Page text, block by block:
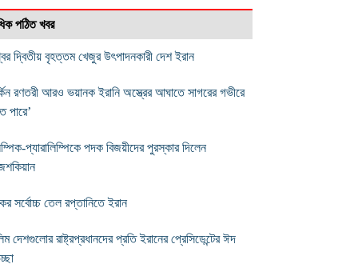
পঠিত খবর
দ্বিতীয় বৃহত্তম খেজুর উৎপাদনকারী দেশ ইরান
রণতরী আরও ভয়ানক ইরানি অস্ত্রের আঘাতে সাগরের গভীরে
পারে’
প্যারালিম্পিকে পদক বিজয়ীদের পুরস্কার দিলেন
সর্বোচ্চ তেল রপ্তানিতে ইরান
দেশগুলোর রাষ্ট্রপ্রধানদের প্রতি ইরানের প্রেসিডেন্টের ঈদ